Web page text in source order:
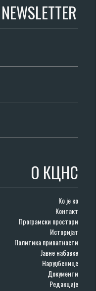
О КЦНС
Ко је ко
Контакт
Програмски простори
Историјат
Политика приватности
Јавне набавке
Наруџбенице
Документи
Редакције